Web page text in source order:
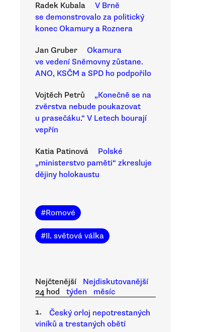
Radek Kubala
V Brně
se demonstrovalo za politický
konec Okamury a Roznera
Jan Gruber
Okamura
ve vedení Sněmovny zůstane.
ANO, KSČM a SPD ho podpořilo
Vojtěch Petrů
„Konečně se na
zvěrstva nebude poukazovat
u prasečáku.“ V Letech bourají
vepřín
Katia Patinová
Polské
„ministerstvo paměti“ zkresluje
dějiny holokaustu
#Romové
#II. světová válka
Nejčtenější
Nejdiskutovanější
24 hod
týden
měsíc
1.
Český orloj nepotrestaných
viníků a trestaných obětí